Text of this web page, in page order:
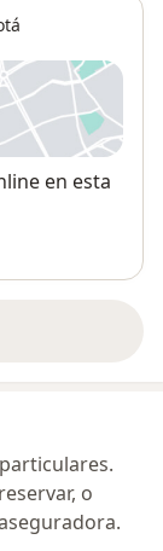
nueva
en esta
o